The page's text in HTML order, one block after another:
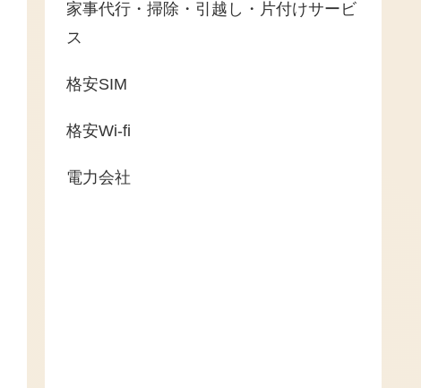
家事代行・掃除・引越し・片付けサービ
ス
格安SIM
格安Wi-fi
電力会社